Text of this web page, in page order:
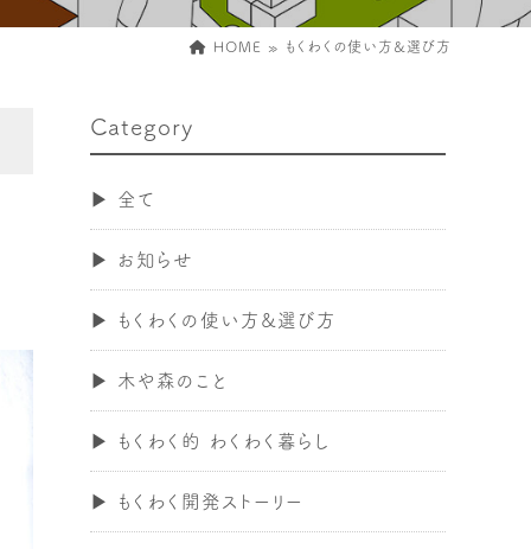
HOME » もくわくの使い方&選び方
Category
全て
お知らせ
もくわくの使い方&選び方
木や森のこと
もくわく的 わくわく暮らし
もくわく開発ストーリー